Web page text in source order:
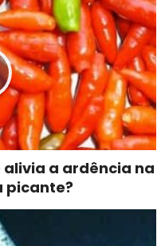
a ardência na
picante?